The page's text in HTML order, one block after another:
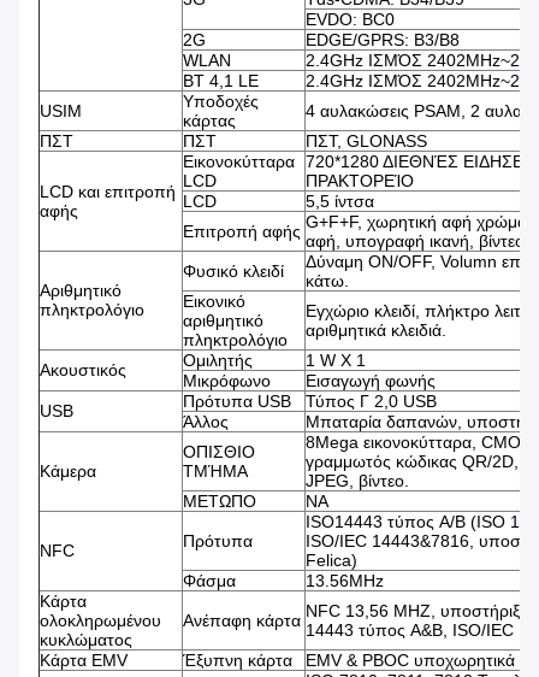
EVDO: BC0
2G
EDGE/GPRS: B3/B8
WLAN
2.4GHz ΙΣΜΌΣ
BT 4,1 LE
2.4GHz ΙΣΜΌΣ
USIM
Υποδοχές
κάρτας
4 αυλακώσεις PSAM, 2
ΠΣΤ
ΠΣΤ ΠΣΤ, GLONASS
LCD και επιτροπή
αφής
Εικονοκύτταρα
LCD
720*1280 ΔΙΕΘΝΈΣ
ΠΡΑΚΤΟΡΕΊΟ
LCD
5,5 ίντσα
Επιτροπή αφής G+F+F, χωρητική αφή
αφή, υπογραφή ικανή, βίντεο
Αριθμητικό
πληκτρολόγιο
Φυσικό κλειδί
Δύναμη ON/OFF, Volumn
κάτω.
Εικονικό
αριθμητικό
πληκτρολόγιο
Εγχώριο κλειδί, πλήκτρο
αριθμητικά κλειδιά.
Ακουστικός Ομιλητής
1 W Χ 1
Μικρόφωνο
Εισαγωγή φωνής
USB
Πρότυπα USB
Τύπος Γ 2,0 USB
Άλλος
Μπαταρία δαπανών,
Κάμερα
ΟΠΙΣΘΙΟ
ΤΜΉΜΑ
8Mega εικονοκύτταρα, CMOS,
γραμμωτός κώδικας QR/2D,
JPEG, βίντεο.
ΜΕΤΩΠΟ
NA
NFC Πρότυπα
ISO14443 τύπος A/B (ISO
ISO/IEC 14443&7816,
Felica)
Φάσμα
13.56MHz
Κάρτα
ολοκληρωμένου
κυκλώματος
Ανέπαφη κάρτα NFC 13,56 MHZ, υποστήριξη
14443 τύπος A&B, ISO/IEC
Κάρτα EMV
Έξυπνη κάρτα
EMV & PBOC υποχωρητικά